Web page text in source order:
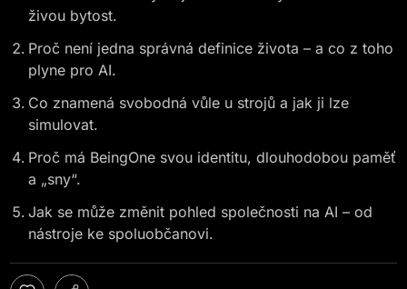
živou bytost.
Proč není jedna správná definice života – a co z toho
plyne pro AI.
Co znamená svobodná vůle u strojů a jak ji lze
simulovat.
Proč má BeingOne svou identitu, dlouhodobou paměť
a „sny“.
Jak se může změnit pohled společnosti na AI – od
nástroje ke spoluobčanovi.